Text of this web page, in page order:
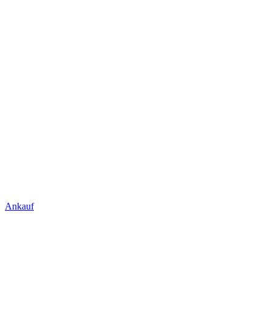
Ankauf